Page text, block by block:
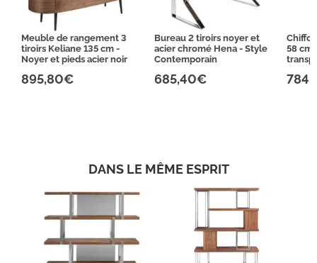
Meuble de rangement 3
tiroirs Keliane 135 cm -
Noyer et pieds acier noir
895,80€
Bureau 2 tiroirs noyer et
acier chromé Hena - Style
Contemporain
685,40€
58 cm
DANS LE MÊME ESPRIT